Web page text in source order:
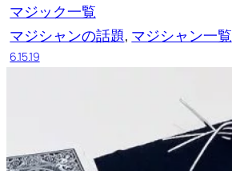
マジック一覧
マジシャンの話題, マジシャン一覧
6.15.19